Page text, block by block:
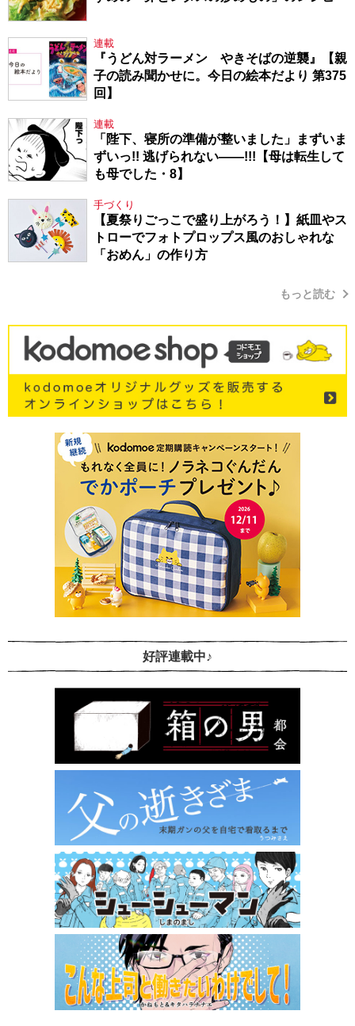
連載
『うどん対ラーメン やきそばの逆襲』【親
子の読み聞かせに。今日の絵本だより 第375
回】
連載
「陛下、寝所の準備が整いました」まずいま
ずいっ!! 逃げられない――!!!【母は転生して
も母でした・8】
手づくり
【夏祭りごっこで盛り上がろう！】紙皿やス
トローでフォトプロップス風のおしゃれな
「おめん」の作り方
もっと読む
好評連載中♪